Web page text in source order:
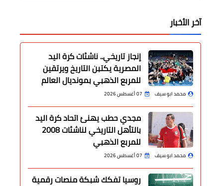
آخر الأخبار
إنجاز تاريخي.. ناشئات كرة اليد
المصرية يكتبن التاريخ ويرتقين
للمربع الذهبي بمونديال العالم
محمد ابو سيف 07 أغسطس 2026
مجدي حطب يهنئ اتحاد كرة اليد
بالتأهل التاريخي لناشئات 2008
للمربع الذهبي
محمد ابو سيف 07 أغسطس 2026
روسيا تفكك شبكة منصات رقمية